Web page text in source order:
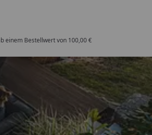
einem Bestellwert von 100,00 €
Trusted Shops
4,81/ 5